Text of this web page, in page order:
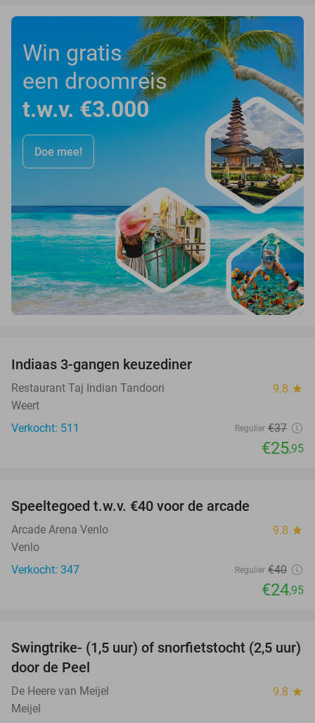
Win gratis
een droomreis
t.w.v. €3.000
Doe mee!
Indiaas 3-gangen keuzediner
Restaurant Taj Indian Tandoori 9.8 star
Weert
Verkocht: 511
Regulier €37
€25,95
Speeltegoed t.w.v. €40 voor de arcade
Arcade Arena Venlo 9.8 star
Venlo
Verkocht: 347
Regulier €40
€24,95
30%
Swingtrike- (1,5 uur) of snorfietstocht (2,5 uur)
door de Peel
De Heere van Meijel 9.8 star
Meijel